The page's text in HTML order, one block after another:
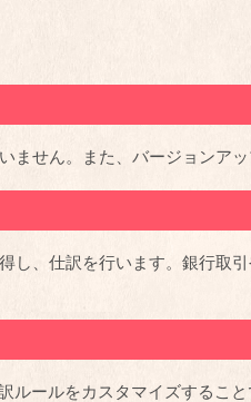
せん。また、バージョンア
、仕訳を行います。銀行取
ールをカスタマイズすること